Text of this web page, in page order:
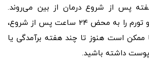
پس از شروع درمان از بین می‌روند.
ممکن است علائم درد و تورم را به محض ۲۴ ساعت پس از شروع،
ممکن است هنوز تا چند هفته برآمدگی یا
پوست داشته باشید.